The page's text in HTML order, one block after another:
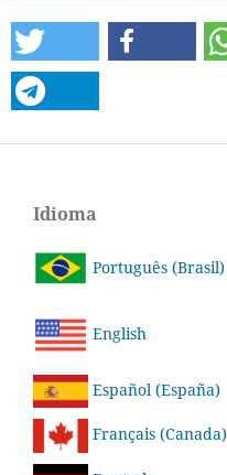
Idioma
Português (Brasil)
English
Español (España)
Français (Canada)